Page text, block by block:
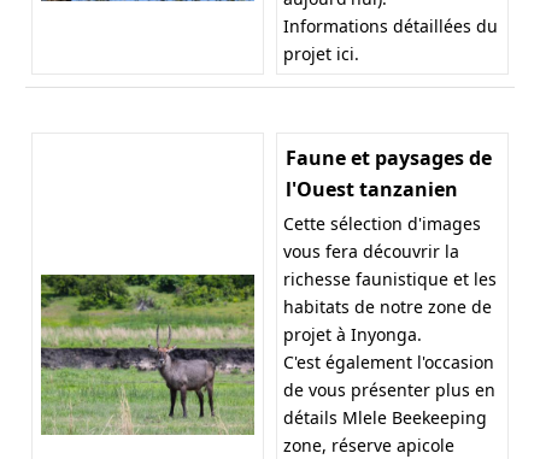
Informations détaillées du
projet ici.
Faune et paysages de
l'Ouest tanzanien
Cette sélection d'images
vous fera découvrir la
richesse faunistique et les
habitats de notre zone de
projet à Inyonga.
C'est également l'occasion
de vous présenter plus en
détails Mlele Beekeeping
zone, réserve apicole